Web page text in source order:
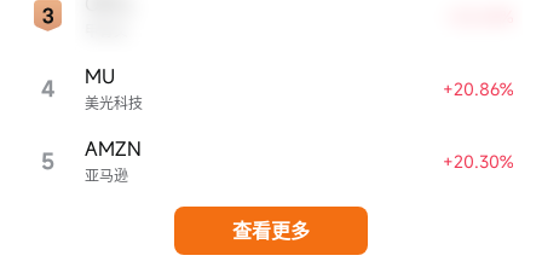
4 美光科技
MU +20.86%
5 亚马逊
AMZN +20.30%
查看更多